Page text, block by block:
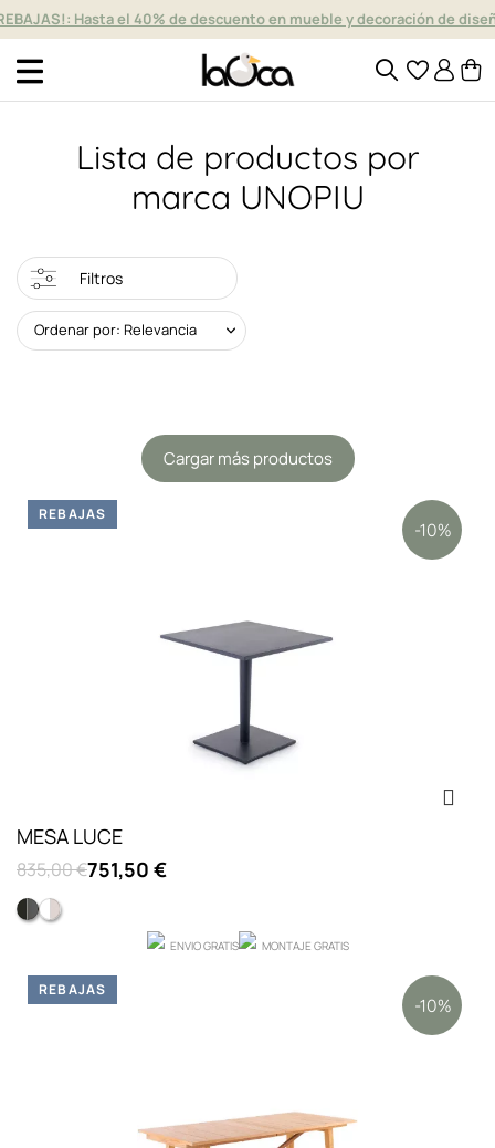
Hasta el 40% de descuento en mueble y decoración de
Lista de productos por
marca UNOPIU
Filtros
Ordenar por: Relevancia
Cargar más productos
MESA LUCE
835,00 €751,50 €
NEGROBLANCO
ENVIO GRATIS MONTAJE GRATIS
-10%
REBAJAS
-10%
REBAJAS